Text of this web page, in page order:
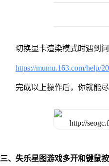
切换显卡渲染模式时遇到
https://mumu.163.com/help/
完成以上操作后，你就能
三、失乐星图游戏多开和键鼠